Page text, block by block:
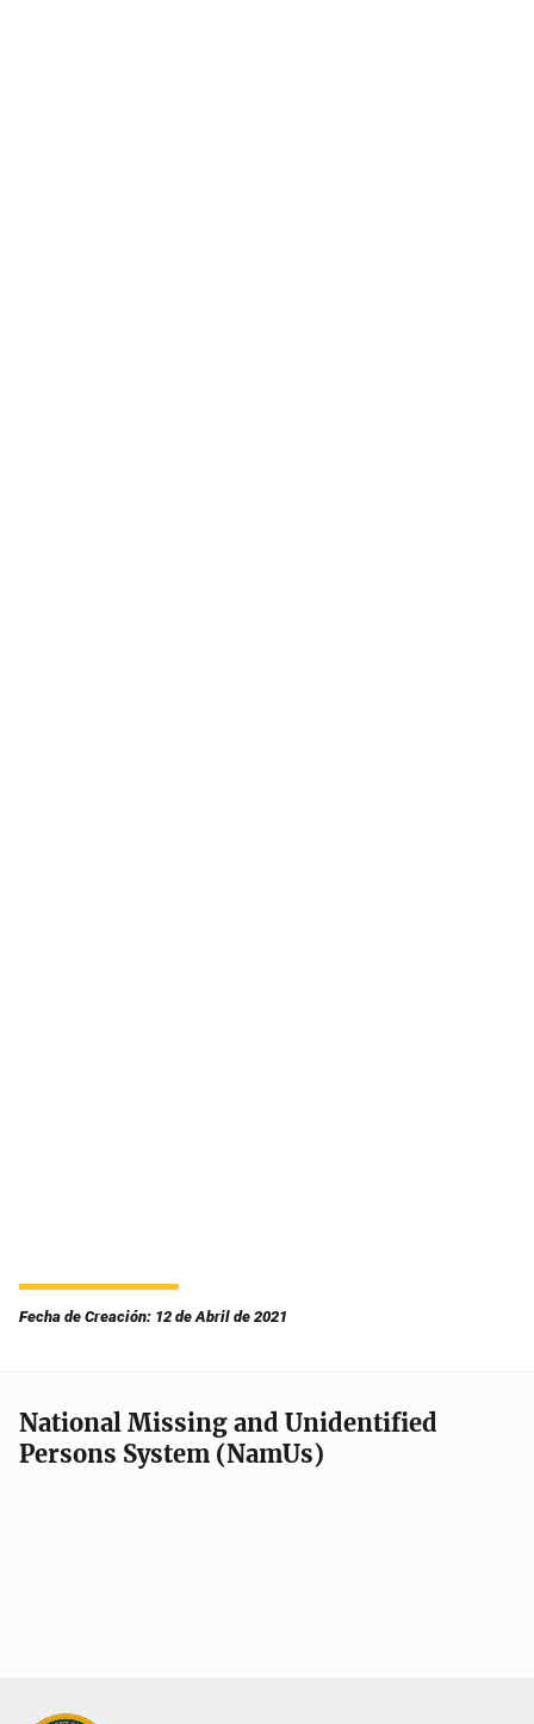
Fecha de Creación: 12 de Abril de 2021
National Missing and Unidentified
Persons System (NamUs)